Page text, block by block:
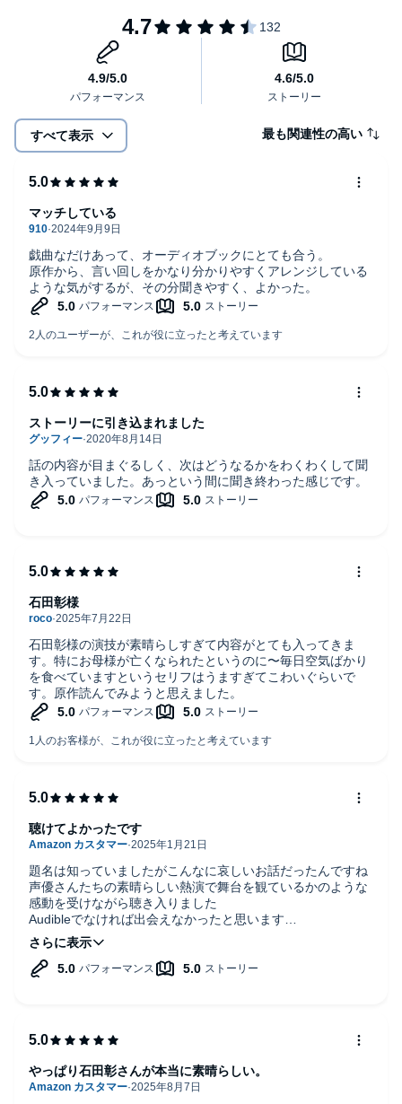
すべて表示 最も関連性の高い
戯曲なだけあって、オーディオブックにとても合う。
原作から、言い回しをかなり分かりやすくアレンジしている
ような気がするが、その分聞きやすく、よかった。
マッチしている
話の内容が目まぐるしく、次はどうなるかをわくわくして聞
き入っていました。あっという間に聞き終わった感じです。
ストーリーに引き込まれました
石田彰様の演技が素晴らしすぎて内容がとても入ってきま
す。特にお母様が亡くなられたというのに〜毎日空気ばかり
を食べていますというセリフはうますぎてこわいぐらいで
す。原作読んでみようと思えました。
石田彰様
題名は知っていましたがこんなに哀しいお話だったんですね
声優さんたちの素晴らしい熱演で舞台を観ているかのような
感動を受けながら聴き入りました
Audibleでなければ出会えなかったと思います
ありがとうございました
聴けてよかったです
やっぱり石田彰さんが本当に素晴らしい。